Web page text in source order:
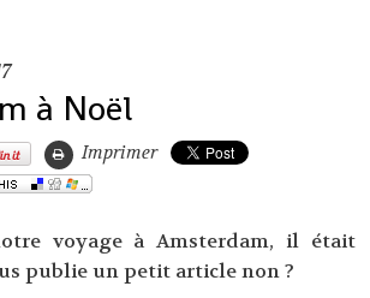
à Noël
Imprimer
voyage à Amsterdam, il était
publie un petit article non ?